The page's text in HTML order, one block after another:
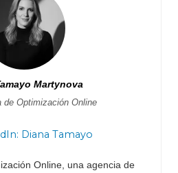
Martynova
de Optimización Online
Diana Tamayo
Online, una agencia de